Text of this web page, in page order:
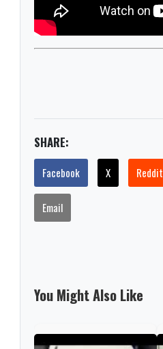
SHARE:
Facebook X Reddit
Email
You Might Also Like